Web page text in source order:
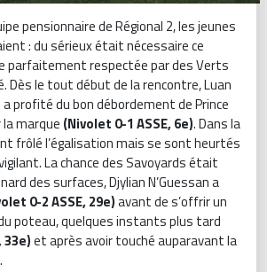
pensionnaire de Régional 2, les jeunes
: du sérieux était nécessaire ce
parfaitement respectée par des Verts
Dès le tout début de la rencontre, Luan
profité du bon débordement de Prince
la marque (Nivolet 0-1 ASSE, 6e). Dans la
frôlé l’égalisation mais se sont heurtés
La chance des Savoyards était
des surfaces, Djylian N’Guessan a
0-2 ASSE, 29e)avant de s’offrir un
du poteau, quelques instants plus tard
33e)et après avoir touché auparavant la